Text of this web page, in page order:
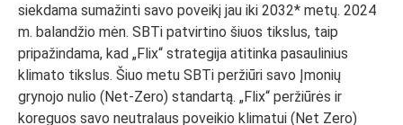
siekdama sumažinti savo poveikį jau iki 2032* metų. 2024
m. balandžio mėn. SBTi patvirtino šiuos tikslus, taip
pripažindama, kad „Flix“ strategija atitinka pasaulinius
klimato tikslus. Šiuo metu SBTi peržiūri savo Įmonių
grynojo nulio (Net-Zero) standartą. „Flix“ peržiūrės ir
koreguos savo neutralaus poveikio klimatui (Net Zero)